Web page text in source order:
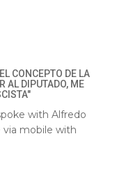
CONCEPTO DE LA
AL DIPUTADO, ME
with Alfredo
via mobile with